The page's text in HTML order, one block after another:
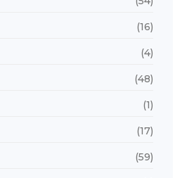
(16)
(4)
(48)
(1)
(17)
(59)